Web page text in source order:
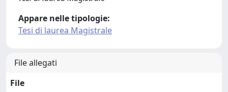
Appare nelle tipologie:
Tesi di laurea Magistrale
File allegati
File